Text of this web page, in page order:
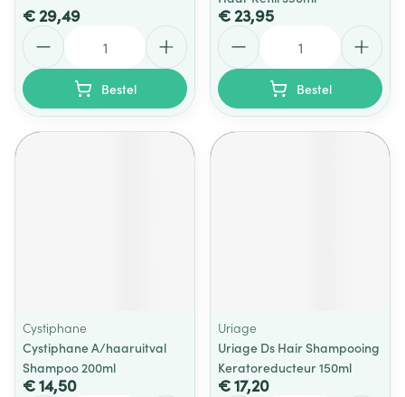
€ 29,49
Bestel
€ 23,95
Bestel
Cystiphane
Cystiphane A/haaruitval
Shampoo 200ml
€ 14,50
Uriage
Uriage Ds Hair Shampooing
Keratoreducteur 150ml
€ 17,20